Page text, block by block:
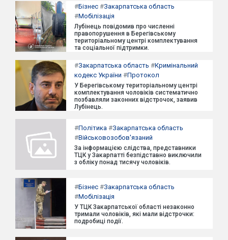
#Бізнес #Закарпатська область
#Мобілізація
Лубінець повідомив про численні
правопорушення в Берегівському
територіальному центрі комплектування
та соціальної підтримки.
#Закарпатська область #Кримінальний
кодекс України #Протокол
У Берегівському територіальному центрі
комплектування чоловіків систематично
позбавляли законних відстрочок, заявив
Лубінець.
#Політика #Закарпатська область
#Військовозобов'язаний
За інформацією слідства, представники
ТЦК у Закарпатті безпідставно виключили
з обліку понад тисячу чоловіків.
#Бізнес #Закарпатська область
#Мобілізація
У ТЦК Закарпатської області незаконно
тримали чоловіків, які мали відстрочки:
подробиці події.